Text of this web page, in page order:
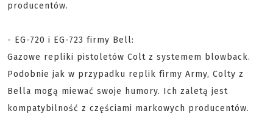
producentów.
- EG-720 i EG-723 firmy Bell:
Gazowe repliki pistoletów Colt z systemem blowback.
Podobnie jak w przypadku replik firmy Army, Colty z
Bella mogą miewać swoje humory. Ich zaletą jest
kompatybilność z częściami markowych producentów.